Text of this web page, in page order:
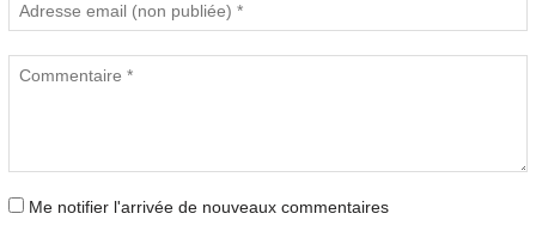
Me notifier l'arrivée de nouveaux commentaires